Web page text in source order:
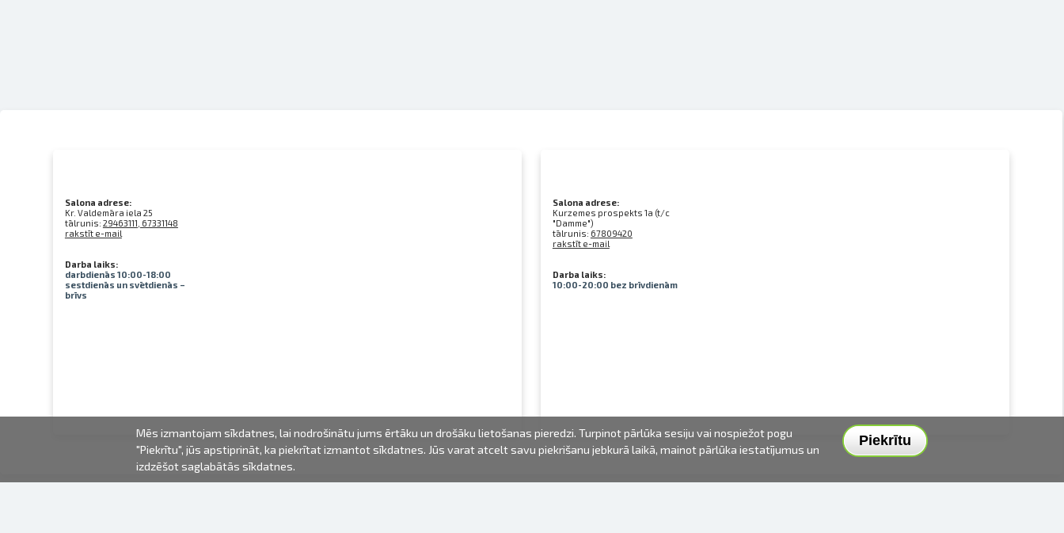
Salona adrese:
Kr. Valdemāra iela 25
tālrunis: 29463111, 67331148
rakstīt e-mail
Darba laiks:
darbdienās 10:00-18:00
sestdienās un svētdienās –
brīvs
Salona adrese:
Kurzemes prospekts 1a (t/c
"Damme")
tālrunis: 67809420
rakstīt e-mail
Darba laiks:
10:00-20:00 bez brīvdienām
Piekrītu
Mēs izmantojam sīkdatnes, lai nodrošinātu jums ērtāku un drošāku lietošanas pieredzi. Turpinot pārlūka sesiju vai nospiežot pogu
"Piekrītu", jūs apstiprināt, ka piekrītat izmantot sīkdatnes. Jūs varat atcelt savu piekrišanu jebkurā laikā, mainot pārlūka iestatījumus un
izdzēšot saglabātās sīkdatnes.